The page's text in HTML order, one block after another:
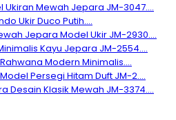
Ukiran Mewah Jepara JM-3047....
Ukir Duco Putih....
Jepara Model Ukir JM-2930....
Kayu Jepara JM-2554....
Modern Minimalis....
Persegi Hitam Duft JM-2....
Desain Klasik Mewah JM-3374....